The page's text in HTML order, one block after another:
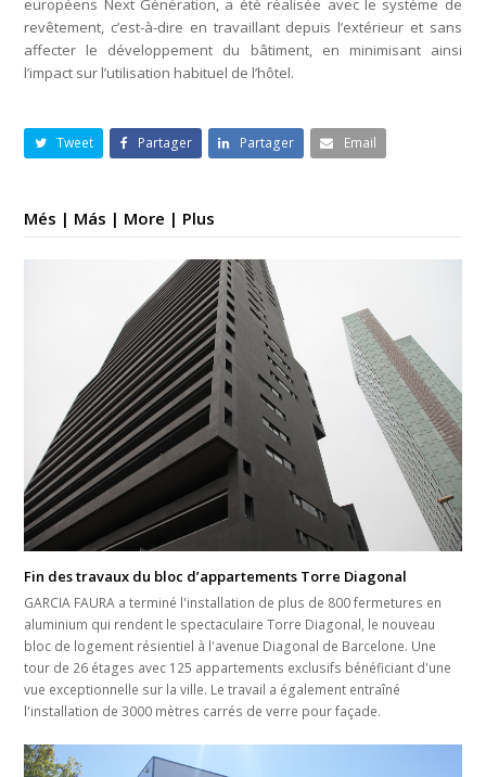
européens Next Génération, a été réalisée avec le système de
revêtement, c’est-à-dire en travaillant depuis l’extérieur et sans
affecter le développement du bâtiment, en minimisant ainsi
l’impact sur l’utilisation habituel de l’hôtel.
Tweet Partager Partager Email
Més | Más | More | Plus
Fin des travaux du bloc d’appartements Torre Diagonal
GARCIA FAURA a terminé l'installation de plus de 800 fermetures en
aluminium qui rendent le spectaculaire Torre Diagonal, le nouveau
bloc de logement résientiel à l'avenue Diagonal de Barcelone. Une
tour de 26 étages avec 125 appartements exclusifs bénéficiant d'une
vue exceptionnelle sur la ville. Le travail a également entraîné
l'installation de 3000 mètres carrés de verre pour façade.